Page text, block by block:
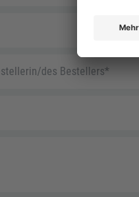
des Bestellers*